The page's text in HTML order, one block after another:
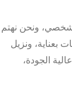
ونحن نهتم
بعناية، ونزيل
الجودة،